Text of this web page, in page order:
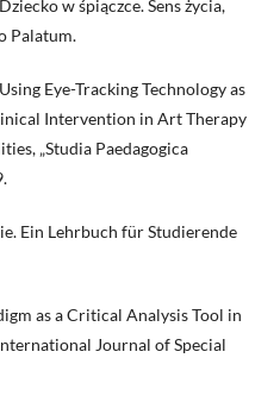
w śpiączce. Sens życia,
Palatum.
Eye-Tracking Technology as
Intervention in Art Therapy
„Studia Paedagogica
Ein Lehrbuch für Studierende
as a Critical Analysis Tool in
Journal of Special